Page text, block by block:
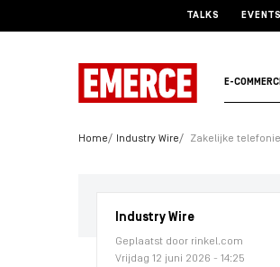
TALKS EVENTS
E-
Home Industry Wire Zakelijke
Industry Wire
Geplaatst door rinkel.com
Vrijdag 12 juni 2026 - 14:25